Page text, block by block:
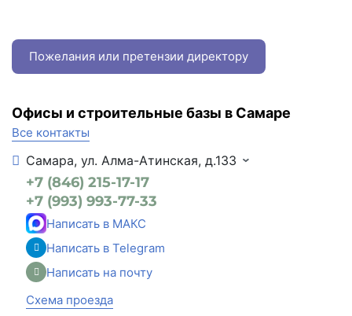
Пожелания или претензии директору
Офисы и строительные базы в Самаре
Все контакты
Самара, ул. Алма-Атинская, д.133
+7 (846) 215-17-17
+7 (993) 993-77-33
Написать в МАКС
Написать в Telegram
Написать на почту
Схема проезда